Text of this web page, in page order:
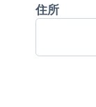
住所